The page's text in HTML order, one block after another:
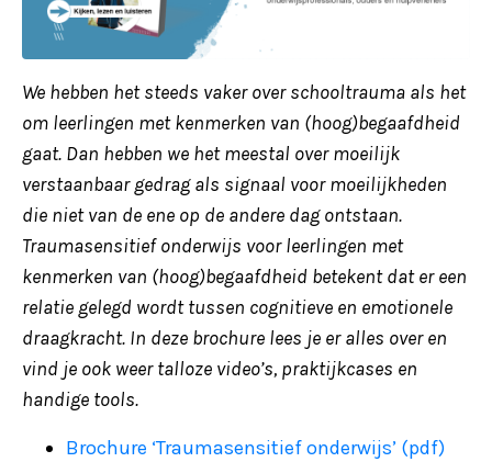
We hebben het steeds vaker over schooltrauma als het
om leerlingen met kenmerken van (hoog)begaafdheid
gaat. Dan hebben we het meestal over moeilijk
verstaanbaar gedrag als signaal voor moeilijkheden
die niet van de ene op de andere dag ontstaan.
Traumasensitief onderwijs voor leerlingen met
kenmerken van (hoog)begaafdheid betekent dat er een
relatie gelegd wordt tussen cognitieve en emotionele
draagkracht. In deze brochure lees je er alles over en
vind je ook weer talloze video’s, praktijkcases en
handige tools.
Brochure ‘Traumasensitief onderwijs’ (pdf)